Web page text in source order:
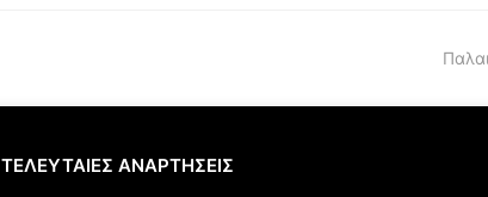
ΤΕΛΕΥΤΑΙΕΣ ΑΝΑΡΤΗΣΕΙΣ